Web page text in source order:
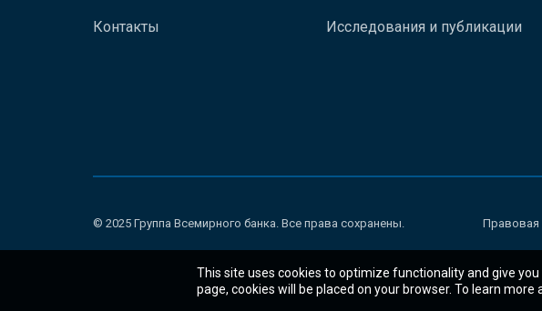
Контакты Исследования и публикации
© 2025 Группа Всемирного банка. Все права сохранены. Правовая
This site uses cookies to optimize functionality and give
page, cookies will be placed on your browser. To learn more